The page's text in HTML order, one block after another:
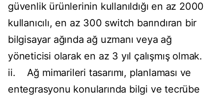
güvenlik ürünlerinin kullanıldığı en az 2000
kullanıcılı, en az 300 switch barındıran bir
bilgisayar ağında ağ uzmanı veya ağ
yöneticisi olarak en az 3 yıl çalışmış olmak.
ii. Ağ mimarileri tasarımı, planlaması ve
entegrasyonu konularında bilgi ve tecrübe